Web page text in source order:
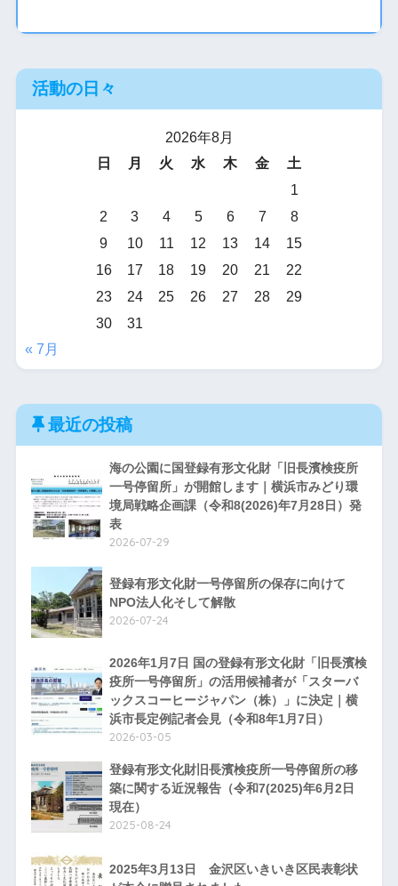
活動の日々
2026年8月
日
月 火 水 木 金
土
1
2
3 4 5 6 7
8
9
10 11 12 13 14
15
16
17 18 19 20 21
22
23
24 25 26 27 28
29
30
31
« 7月
最近の投稿
海の公園に国登録有形文化財「旧長濱検疫所
一号停留所」が開館します｜横浜市みどり環
境局戦略企画課（令和8(2026)年7月28日）発
表
2026-07-29
登録有形文化財一号停留所の保存に向けて
NPO法人化そして解散
2026-07-24
2026年1月7日 国の登録有形文化財「旧長濱検
疫所一号停留所」の活用候補者が「スターバ
ックスコーヒージャパン（株）」に決定｜横
浜市長定例記者会見（令和8年1月7日）
2026-03-05
登録有形文化財旧長濱検疫所一号停留所の移
築に関する近況報告（令和7(2025)年6月2日
現在）
2025-08-24
2025年3月13日 金沢区いきいき区民表彰状